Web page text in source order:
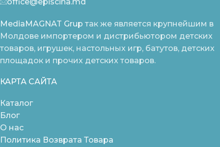
office@episcina.md
MediaMAGNAT Grup так же является крупнейшим в
Молдове импортером и дистрибьютором детских
товаров, игрушек, настольных игр, батутов, детских
площадок и прочих детских товаров.
КАРТА САЙТА
Каталог
Блог
О нас
Политика Возврата Товара